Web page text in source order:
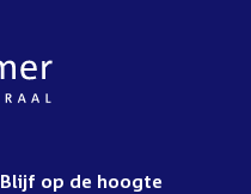
Blijf op de hoogte